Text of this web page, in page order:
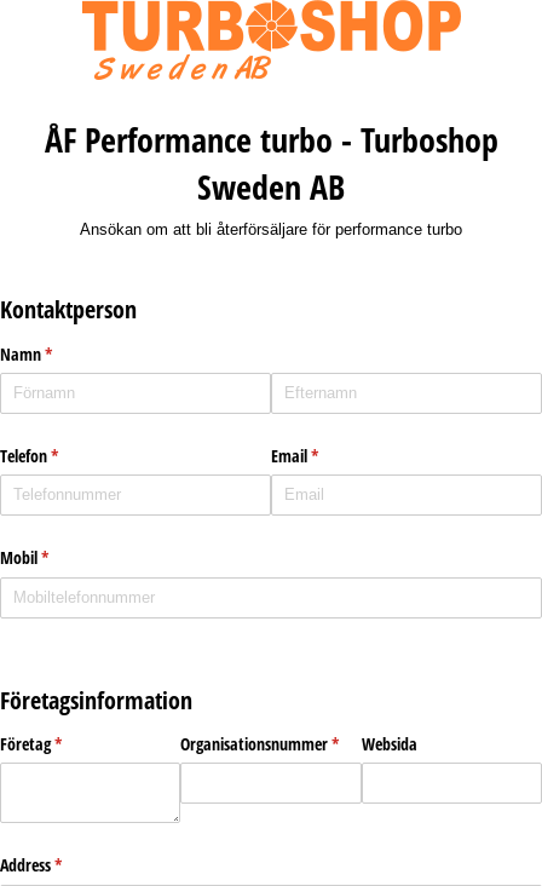
ÅF Performance turbo - Turboshop
Sweden AB
Ansökan om att bli återförsäljare för performance turbo
Kontaktperson
Namn*
(krävs)
Telefon*
(krävs) Email*
(krävs)
Mobil*
(krävs)
Företagsinformation
Företag*
(krävs) Organisationsnummer*
(krävs)Websida
Address*
(krävs)